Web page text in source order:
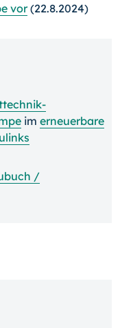
vor(22.8.2024)
im erneuerbare
/